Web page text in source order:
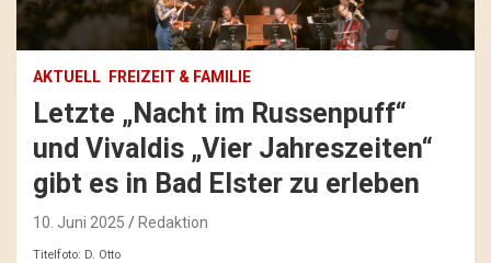
AKTUELL FREIZEIT & FAMILIE
Letzte „Nacht im Russenpuff“
und Vivaldis „Vier Jahreszeiten“
gibt es in Bad Elster zu erleben
10. Juni 2025 Redaktion
Titelfoto: D. Otto